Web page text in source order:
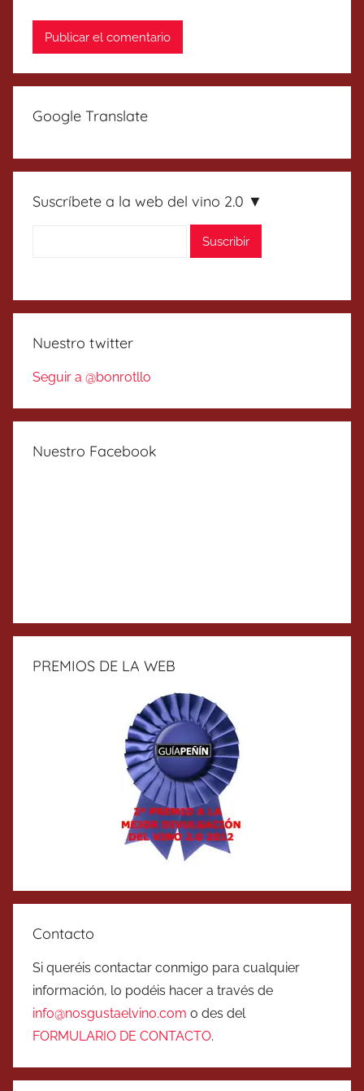
Google Translate
Suscríbete a la web del vino 2.0 ▼
Nuestro twitter
Seguir a @bonrotllo
Nuestro Facebook
PREMIOS DE LA WEB
Contacto
Si queréis contactar conmigo para cualquier
información, lo podéis hacer a través de
info@nosgustaelvino.com o des del
FORMULARIO DE CONTACTO.